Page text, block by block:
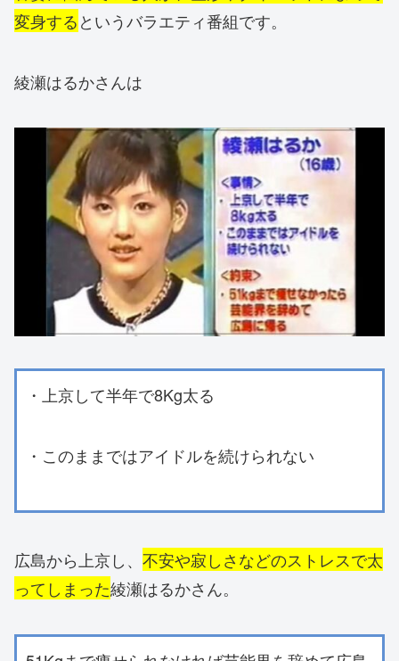
変身するというバラエティ番組です。
綾瀬はるかさんは
・上京して半年で8Kg太る
・このままではアイドルを続けられない
広島から上京し、 不安や寂しさなどのストレスで太
ってしまった綾瀬はるかさん。